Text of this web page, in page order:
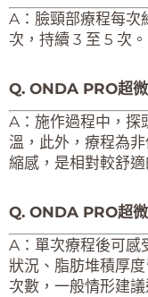
A：臉頸部療程每次
次，持續 3 至 5 次。
Q. ONDA PRO超
A：施作過程中，探
溫，此外，療程為
縮感，是相對較舒適
Q. ONDA PRO超
A：單次療程後可感
狀況、脂肪堆積厚
次數，一般情形建